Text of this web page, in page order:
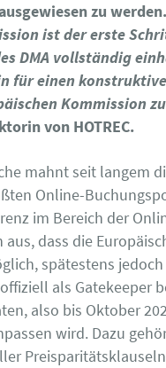
zu
ist der erste
DMA vollständig
für einen
Kommission
von HOTREC.
mahnt seit langem
Online-
im Bereich der
dass die
spätestens
als Gatekeeper
also bis Oktober
wird. Dazu